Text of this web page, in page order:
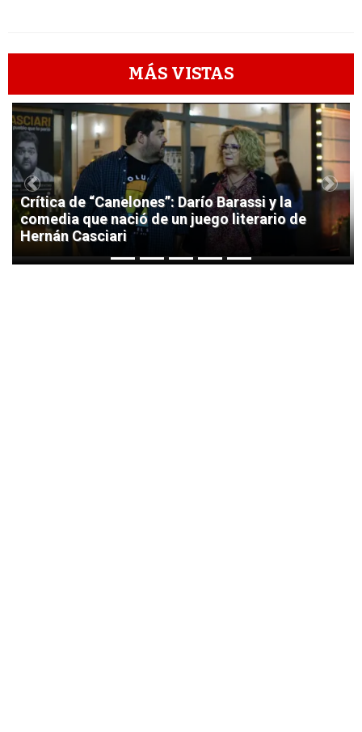
MÁS VISTAS
1
Crítica de “Canelones”: Darío Barassi y la
comedia que nació de un juego literario de
Hernán Casciari
Previous Next